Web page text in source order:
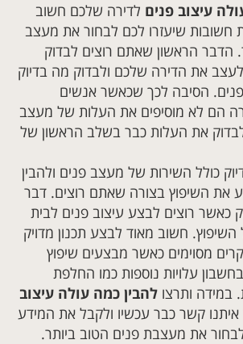
עיצוב פנים לדירה שלכם חשוב
חשובות שיעזרו לכם לבחור את מעצב
הדבר הראשון שאתם רוצים לבדוק
את הדירה שלכם ולבדוק מה בדיוק
הסיבה לכך שכאשר אנשים
הם לא מוסיפים את העלות של מעצב
את העלות כבר בשלב הראשון של
כולל השירות של מעצב פנים ולהבין
את השיפוץ בצורה שאתם רוצים. דבר
כאשר רוצים לבצע עיצוב פנים לבית
השיפוץ. חשוב מאוד לבצע תכנון מדויק
מסוימים כאשר מבצעים שיפוץ
עלויות נוספות כמו החלפת
במידה ותרצו להבין כמה עולה עיצוב
איתנו קשר כבר עכשיו ולקבל את המידע
את מעצבת פנים הטוב ביותר.